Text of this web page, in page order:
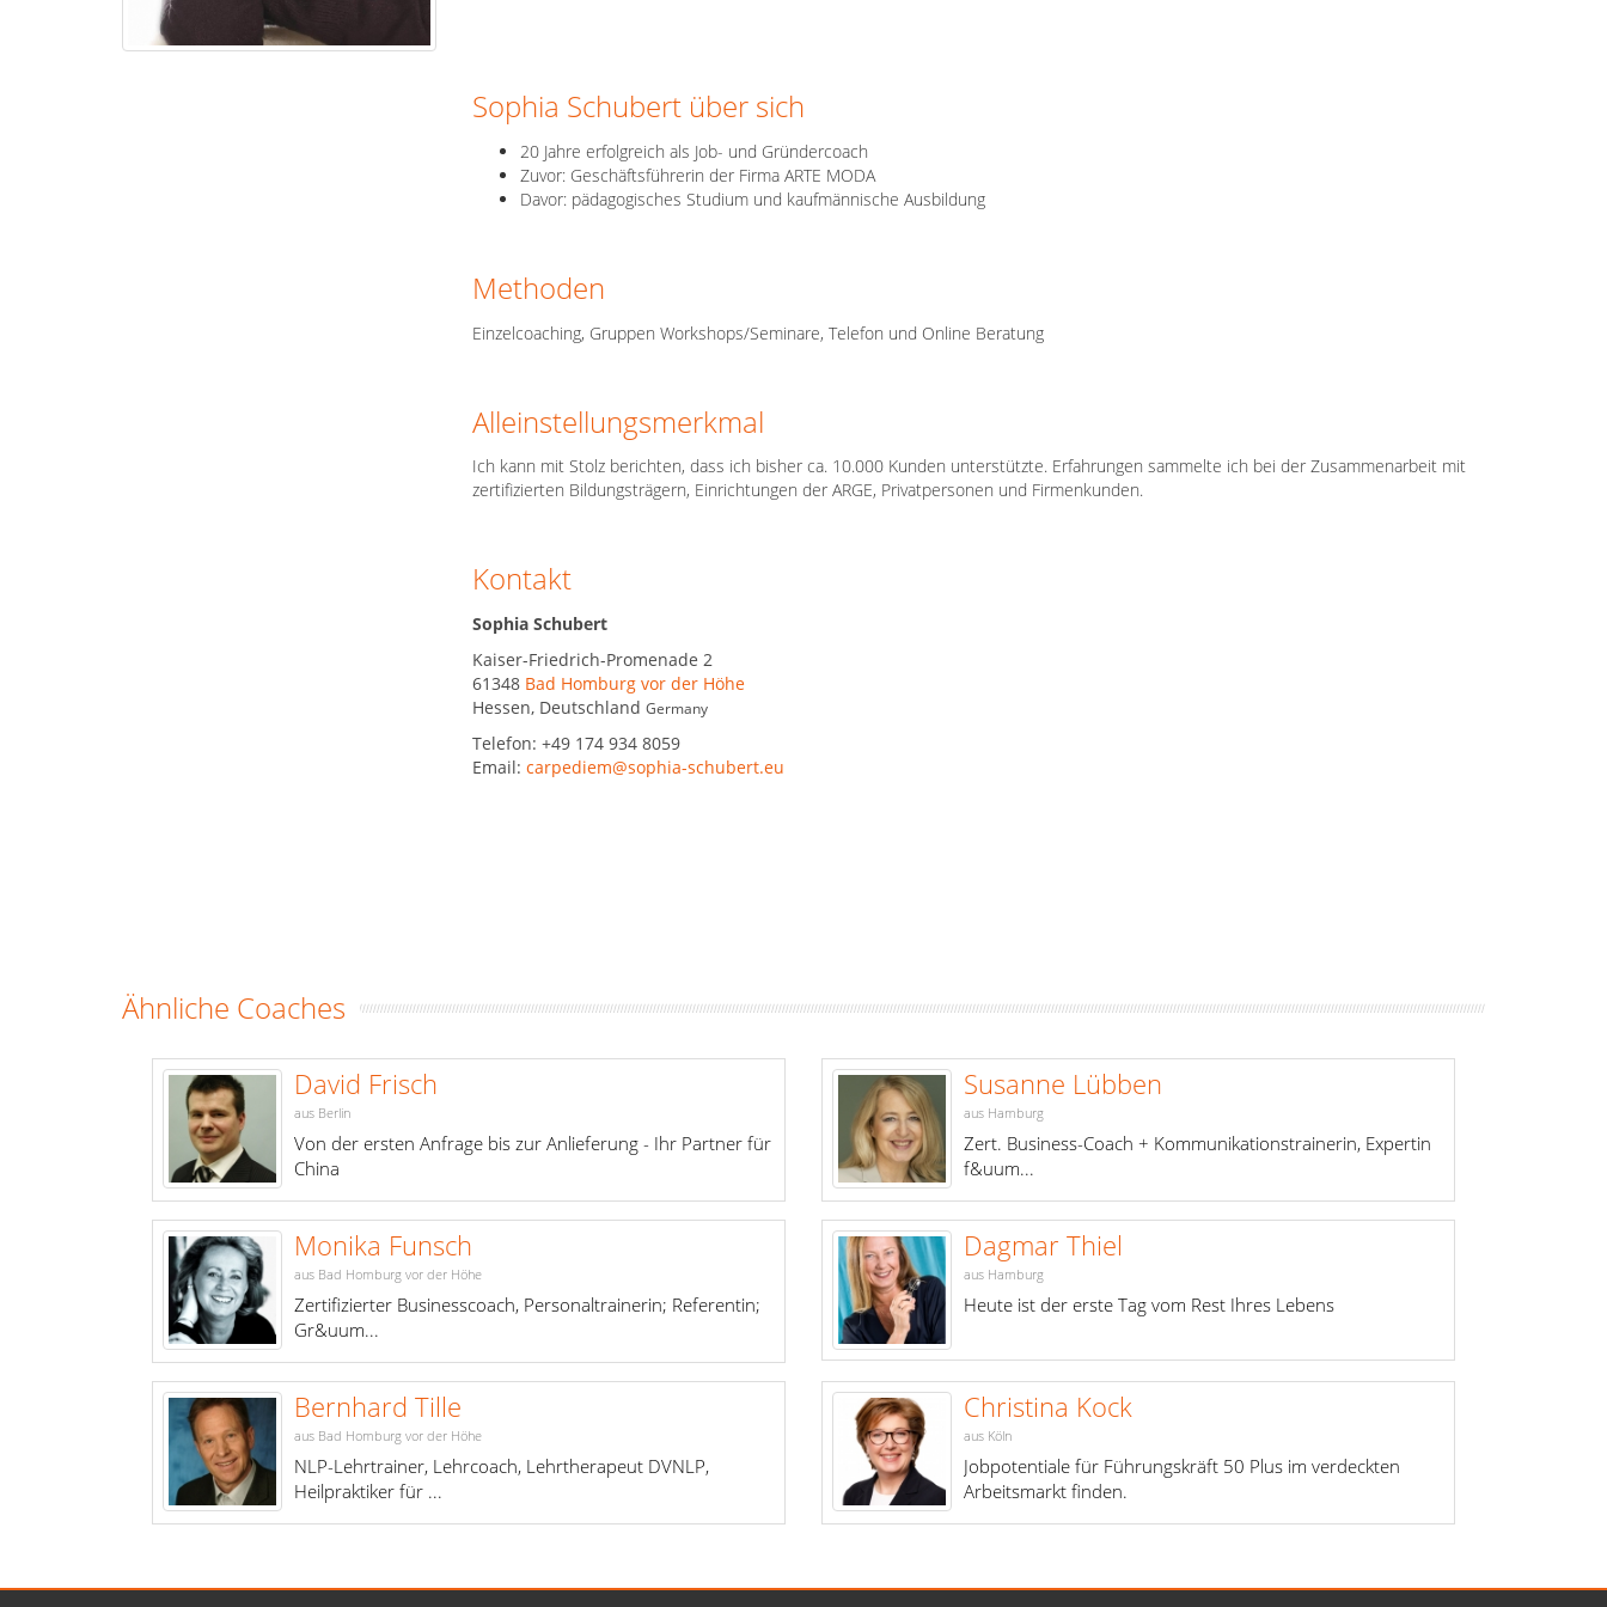
Sophia Schubert über sich
20 Jahre erfolgreich als Job- und Gründercoach
Zuvor: Geschäftsführerin der Firma ARTE MODA
Davor: pädagogisches Studium und kaufmännische Ausbildung
Methoden
Einzelcoaching, Gruppen Workshops/Seminare, Telefon und Online Beratung
Alleinstellungsmerkmal
Ich kann mit Stolz berichten, dass ich bisher ca. 10.000 Kunden unterstützte. Erfahrungen sammelte ich bei der Zusammenarbeit mit
zertifizierten Bildungsträgern, Einrichtungen der ARGE, Privatpersonen und Firmenkunden.
Kontakt
Sophia Schubert
Kaiser-Friedrich-Promenade 2
61348 Bad Homburg vor der Höhe
Hessen, Deutschland Germany
Telefon: +49 174 934 8059
Email: carpediem@sophia-schubert.eu
Ähnliche Coaches
David Frisch
aus Berlin
Von der ersten Anfrage bis zur Anlieferung - Ihr Partner für
China
Susanne Lübben
aus Hamburg
Zert. Business-Coach + Kommunikationstrainerin, Expertin
f&uum...
Monika Funsch
aus Bad Homburg vor der Höhe
Zertifizierter Businesscoach, Personaltrainerin; Referentin;
Gr&uum...
Dagmar Thiel
aus Hamburg
Heute ist der erste Tag vom Rest Ihres Lebens
Bernhard Tille
aus Bad Homburg vor der Höhe
NLP-Lehrtrainer, Lehrcoach, Lehrtherapeut DVNLP,
Heilpraktiker für ...
Christina Kock
aus Köln
Jobpotentiale für Führungskräft 50 Plus im verdeckten
Arbeitsmarkt finden.